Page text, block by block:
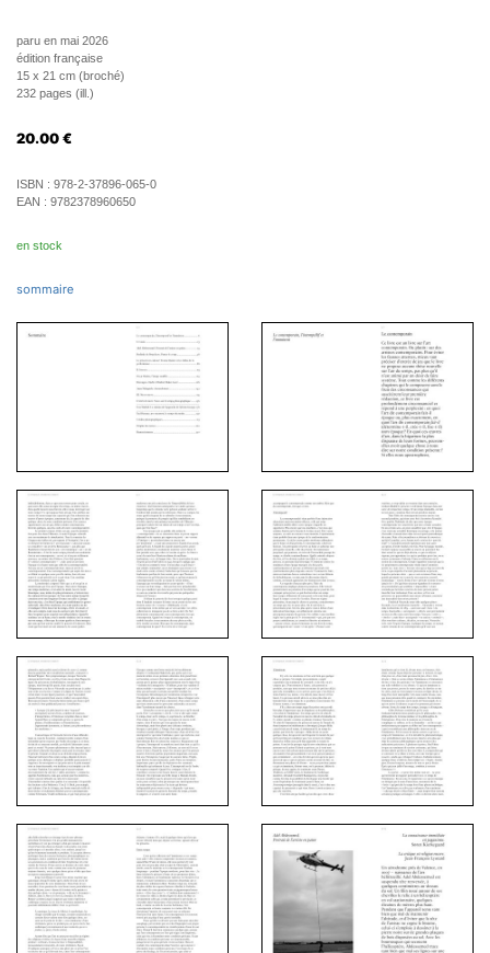
paru en mai 2026
édition française
15 x 21 cm (broché)
232 pages (ill.)
20.00 €
ISBN : 978-2-37896-065-0
EAN : 9782378960650
en stock
sommaire